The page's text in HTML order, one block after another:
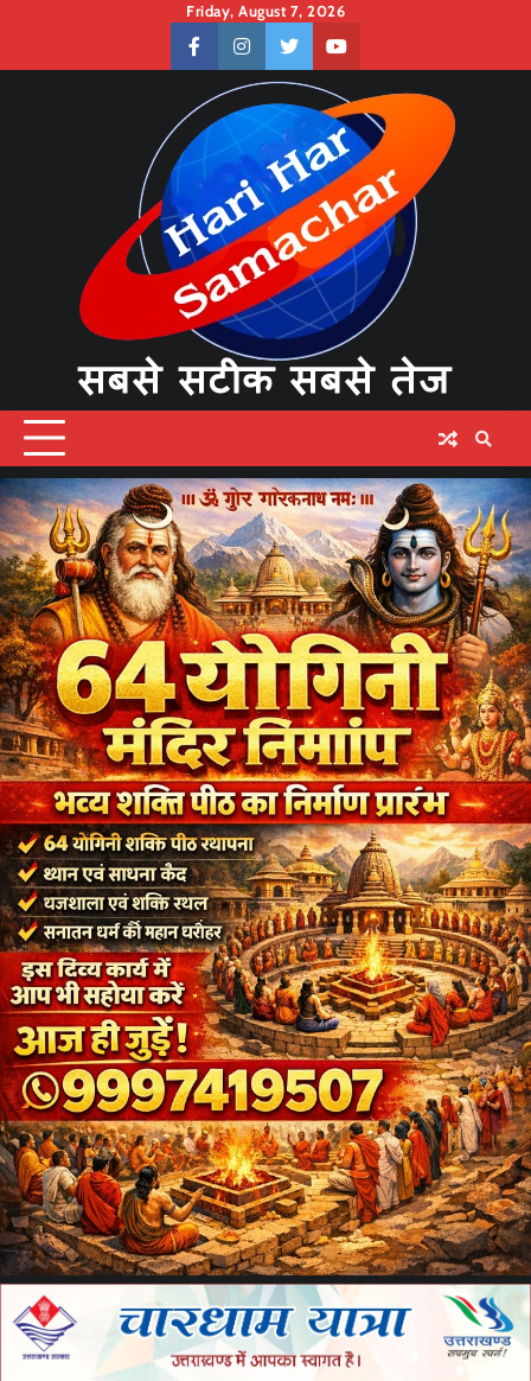
content
Friday, August 7, 2026
facebookinstagramtwitteryoutube